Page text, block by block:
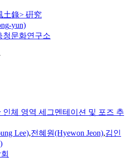
土錄> 硏究
-yun)
청문화연구소
인체 영역 세그멘테이션 및 포즈 추
Lee),전혜원(Hyewon Jeon),김인